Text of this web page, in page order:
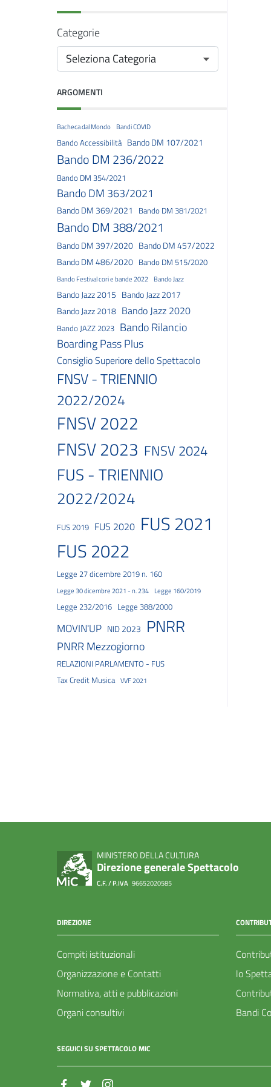
Categorie
ARGOMENTI
Bacheca dal Mondo Bandi COVID
Bando Accessibilità Bando DM 107/2021
Bando DM 236/2022
Bando DM 354/2021
Bando DM 363/2021
Bando DM 369/2021 Bando DM 381/2021
Bando DM 388/2021
Bando DM 397/2020 Bando DM 457/2022
Bando DM 486/2020 Bando DM 515/2020
Bando Festival cori e bande 2022 Bando Jazz
Bando Jazz 2015 Bando Jazz 2017
Bando Jazz 2018 Bando Jazz 2020
Bando JAZZ 2023 Bando Rilancio
Boarding Pass Plus
Consiglio Superiore dello Spettacolo
FNSV - TRIENNIO
2022/2024
FNSV 2022
FNSV 2023 FNSV 2024
FUS - TRIENNIO
2022/2024
FUS 2019 FUS 2020 FUS 2021
FUS 2022
Legge 27 dicembre 2019 n. 160
Legge 30 dicembre 2021 - n. 234 Legge 160/2019
Legge 232/2016 Legge 388/2000
MOVIN'UP NID 2023 PNRR
PNRR Mezzogiorno
RELAZIONI PARLAMENTO - FUS
Tax Credit Musica VVF 2021
MINISTERO DELLA CULTURA
Direzione generale Spettacolo
C.F. / P.IVA 96652020585
DIREZIONE
Compiti istituzionali
Organizzazione e Contatti
Normativa, atti e pubblicazioni
Organi consultivi
lo
Bandi
SEGUICI SU SPETTACOLO MIC